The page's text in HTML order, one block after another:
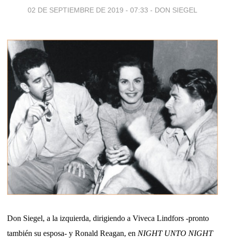
02 DE SEPTIEMBRE DE 2019 - 07:33 - DON SIEGEL
Don Siegel, a la izquierda, dirigiendo a Viveca Lindfors -pronto
también su esposa- y Ronald Reagan, en NIGHT UNTO NIGHT